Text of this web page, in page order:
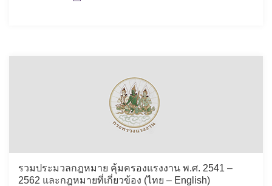
รวมประมวลกฎหมาย คุ้มครองแรงงาน พ.ศ. 2541 –
2562 และกฎหมายที่เกี่ยวข้อง (ไทย – English)